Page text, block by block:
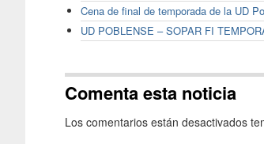
Cena de final de temporada de la UD
UD POBLENSE – SOPAR FI
Comenta esta noticia
Los comentarios están desactivados